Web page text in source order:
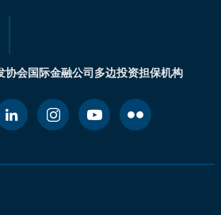
协会国际金融公司多边投资担保机构